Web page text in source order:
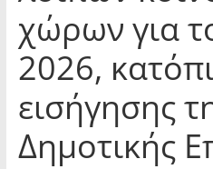
χώρων για
2026,
εισήγησης
Δημοτικής